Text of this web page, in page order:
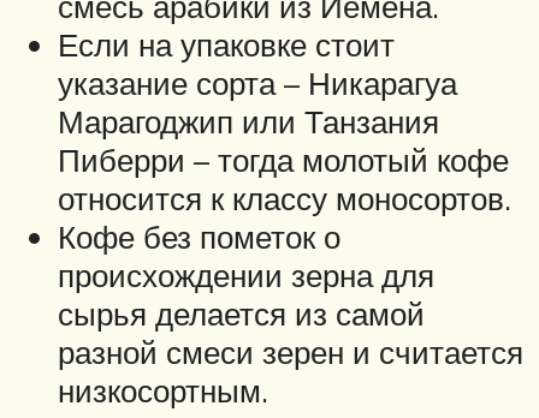
Если на упаковке стоит
указание сорта – Никарагуа
Марагоджип или Танзания
Пиберри – тогда молотый кофе
относится к классу моносортов.
Кофе без пометок о
происхождении зерна для
сырья делается из самой
разной смеси зерен и считается
низкосортным.